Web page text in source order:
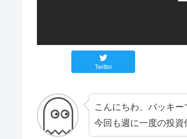
Twitter
こんにちわ、バッキー
今回も週に一度の投資